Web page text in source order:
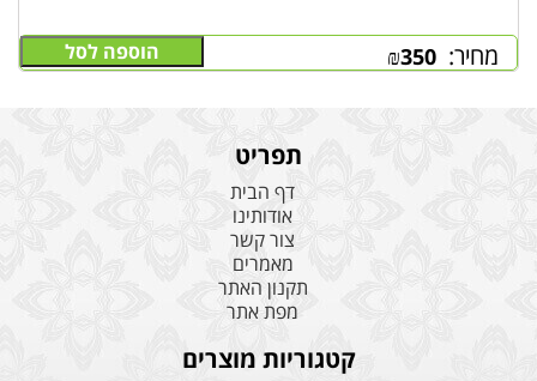
מחיר: ₪350 הוספה לסל
תפריט
דף הבית
אודותינו
צור קשר
מאמרים
תקנון האתר
מפת אתר
קטגוריות מוצרים